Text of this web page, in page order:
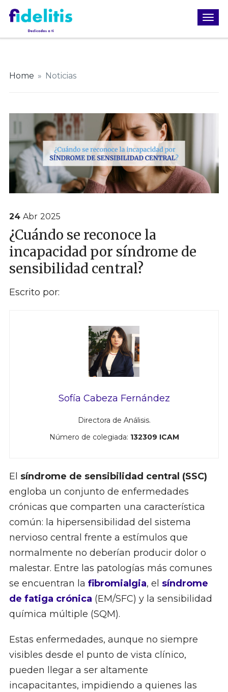
Home » Noticias
24 Abr 2025
¿Cuándo se reconoce la
incapacidad por síndrome de
sensibilidad central?
Escrito por:
Sofía Cabeza Fernández
Directora de Análisis.
Número de colegiada: 132309 ICAM
El síndrome de sensibilidad central (SSC)
engloba un conjunto de enfermedades
crónicas que comparten una característica
común: la hipersensibilidad del sistema
nervioso central frente a estímulos que
normalmente no deberían producir dolor o
malestar. Entre las patologías más comunes
se encuentran la fibromialgia, el síndrome
de fatiga crónica (EM/SFC) y la sensibilidad
química múltiple (SQM).
Estas enfermedades, aunque no siempre
visibles desde el punto de vista clínico,
pueden llegar a ser altamente
incapacitantes, impidiendo a quienes las